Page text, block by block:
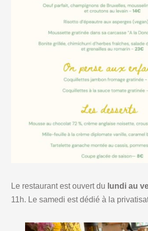
Le restaurant est ouvert du lundi au
11h. Le samedi est dédié à la